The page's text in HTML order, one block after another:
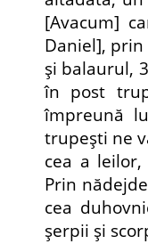
[Avacum]
Daniel],
şi balaurul,
în post
împreună
trupeşti ne
cea a leilor,
Prin
cea
şerpii şi